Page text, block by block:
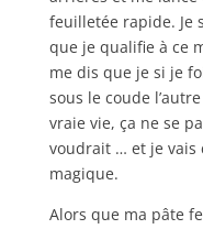
feuilletée rapide. Je
que je qualifie à ce
me dis que je si je
sous le coude
vraie vie, ça ne se
voudrait … et je
magique.
Alors que ma pâte